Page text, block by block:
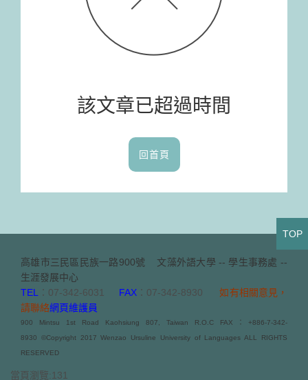
該文章已超過時間
回首頁
高雄市三民區民族一路900號
文藻外語大學 -- 學生事務處 --
生涯發展中心
TEL
：07-342-6031 FAX：07-342-8930
如有相關意見，
請聯絡網頁維護員
900 Mintsu 1st Road Kaohsiung 807, Taiwan R.O.C FAX：+886-7-342-
8930 ©Copyright 2017 Wenzao Ursuline University of Languages ALL RIGHTS
RESERVED
當頁瀏覽:131
TOP